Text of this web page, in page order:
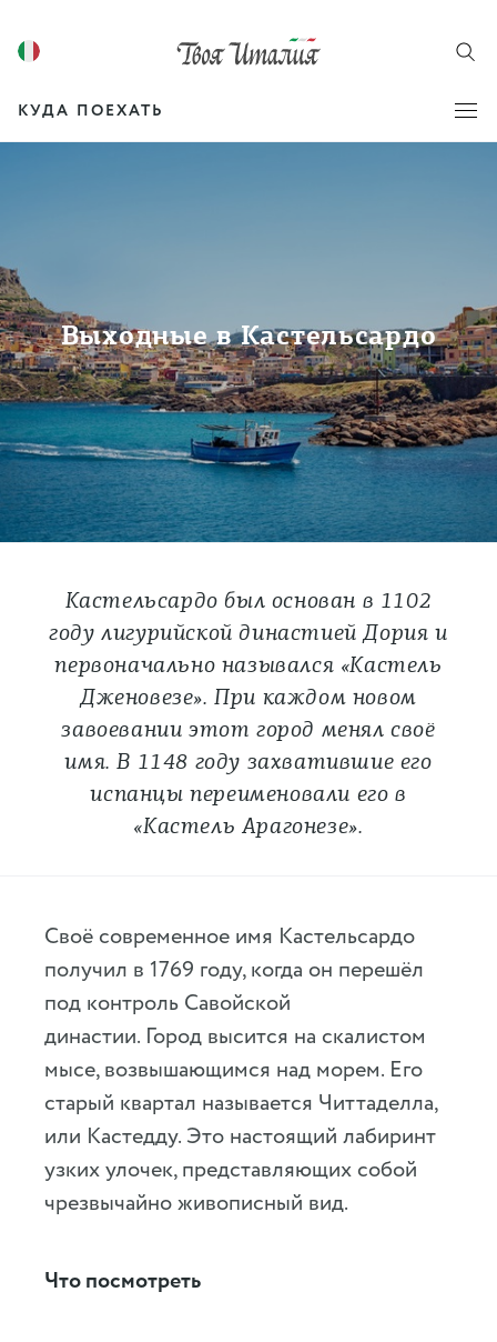
КУДА ПОЕХАТЬ
Выходные в Кастельсардо
Кастельсардо был основан в 1102
году лигурийской династией Дория и
первоначально назывался «Кастель
Дженовезе». При каждом новом
завоевании этот город менял своё
имя. В 1148 году захватившие его
испанцы переименовали его в
«Кастель Арагонезе».
Своё современное имя Кастельсардо
получил в 1769 году, когда он перешёл
под контроль Савойской
династии. Город высится на скалистом
мысе, возвышающимся над морем. Его
старый квартал называется Читтаделла,
или Кастедду. Это настоящий лабиринт
узких улочек, представляющих собой
чрезвычайно живописный вид.
Что посмотреть